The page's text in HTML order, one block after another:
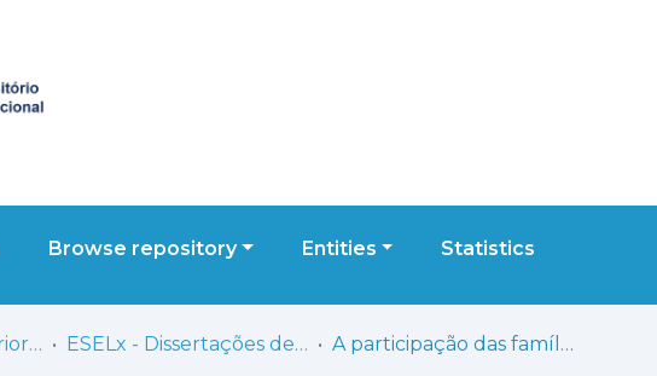
Browse repository Entities Statistics
ESELx - Escola Superior de Educação de Lisboa ESELx - Dissertações de Mestrado A participação das famílias na sala de atividades